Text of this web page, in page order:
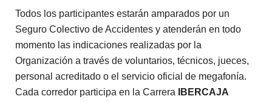
Todos los participantes estarán amparados por un
Seguro Colectivo de Accidentes y atenderán en todo
momento las indicaciones realizadas por la
Organización a través de voluntarios, técnicos, jueces,
personal acreditado o el servicio oficial de megafonía.
Cada corredor participa en la Carrera
IBERCAJA